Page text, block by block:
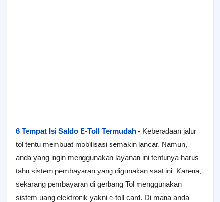
6 Tempat Isi Saldo E-Toll Termudah - Keberadaan jalur
tol tentu membuat mobilisasi semakin lancar. Namun,
anda yang ingin menggunakan layanan ini tentunya harus
tahu sistem pembayaran yang digunakan saat ini. Karena,
sekarang pembayaran di gerbang Tol menggunakan
sistem uang elektronik yakni e-toll card. Di mana anda